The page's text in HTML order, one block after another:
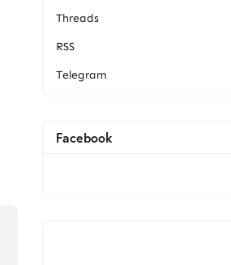
Threads
RSS
Telegram
Facebook